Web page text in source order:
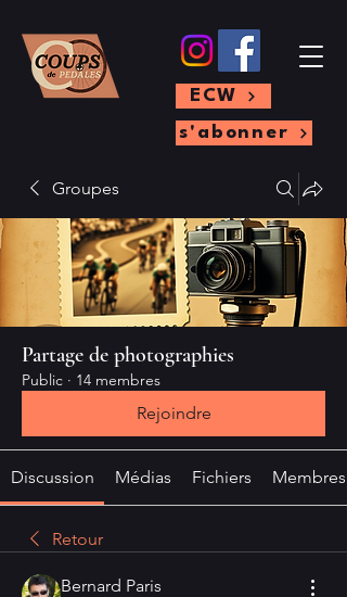
s'abonner
ECW
Groupes
Partage de photographies
Public · 14 membres
Rejoindre
Discussion Médias Fichiers Membres
Retour
Bernard Paris